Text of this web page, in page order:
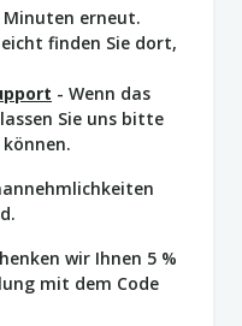
Minuten erneut.
finden Sie dort,
- Wenn das
Sie uns bitte
wir Ihnen 5 %
mit dem Code